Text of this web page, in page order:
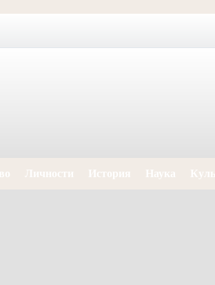
Личности История Наука